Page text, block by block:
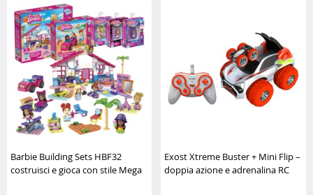
Barbie Building Sets HBF32
costruisci e gioca con stile Mega
Exost Xtreme Buster + Mini Flip –
doppia azione e adrenalina RC